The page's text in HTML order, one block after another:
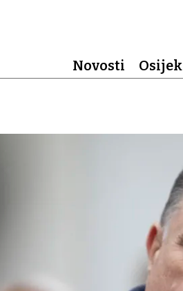
Novosti Osijek